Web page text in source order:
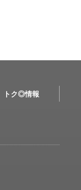
トク◎情報